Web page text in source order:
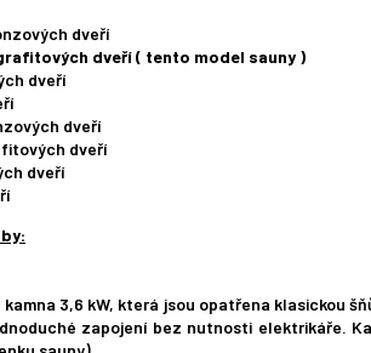
dveří
dveří ( tento model sauny )
dveří
dveří
dveří
dveří
3,6 kW, která jsou opatřena klasickou
zapojení bez nutnosti elektrikáře.